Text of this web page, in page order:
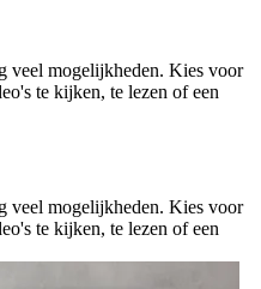
veel mogelijkheden. Kies voor
te kijken, te lezen of een
veel mogelijkheden. Kies voor
te kijken, te lezen of een